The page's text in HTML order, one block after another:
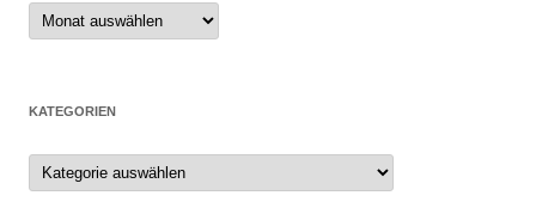
Archive
KATEGORIEN
Kategorien